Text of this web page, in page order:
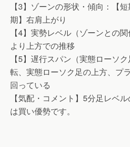
【3】ゾーンの形状・傾向：【
期】右肩上がり
【4】実勢レベル（ゾーンとの
より上方での推移
【5】遅行スパン（実態ローソ
転、実態ローソク足の上方、プ
回っている
【気配・コメント】5分足レベ
は買い優勢です。